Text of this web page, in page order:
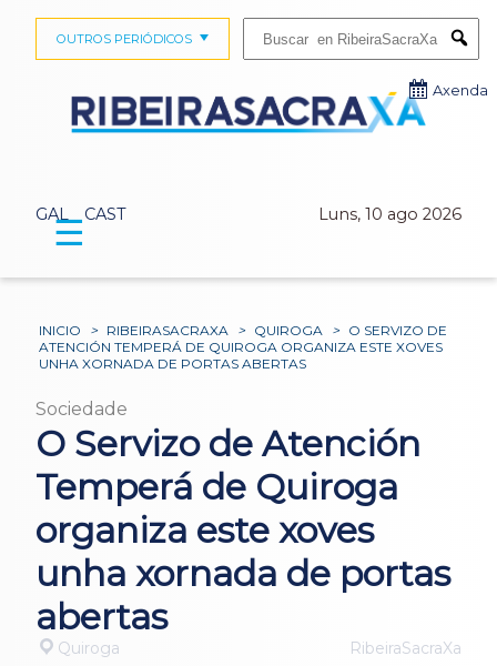
GAL CAST Luns, 10 ago 2026
OUTROS PERIÓDICOS
Axenda
☰
INICIO > RIBEIRASACRAXA > QUIROGA > O SERVIZO DE
ATENCIÓN TEMPERÁ DE QUIROGA ORGANIZA ESTE XOVES
UNHA XORNADA DE PORTAS ABERTAS
Sociedade
O Servizo de Atención
Temperá de Quiroga
organiza este xoves
unha xornada de portas
abertas
Quiroga RibeiraSacraXa